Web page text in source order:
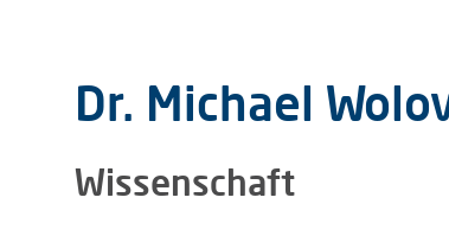
Dr. Michael
Wissenschaft